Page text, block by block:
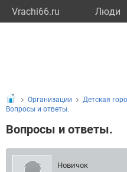
Vrachi66.ru Люди
Организации Детская
Вопросы и ответы.
Вопросы и ответы.
Новичок